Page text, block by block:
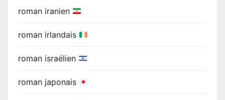
roman iranien
roman irlandais
roman israélien
roman japonais